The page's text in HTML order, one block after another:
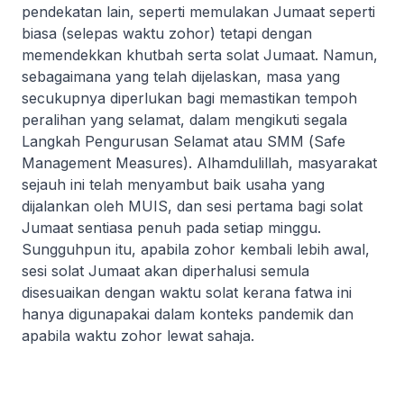
pendekatan lain, seperti memulakan Jumaat seperti
biasa (selepas waktu zohor) tetapi dengan
memendekkan khutbah serta solat Jumaat. Namun,
sebagaimana yang telah dijelaskan, masa yang
secukupnya diperlukan bagi memastikan tempoh
peralihan yang selamat, dalam mengikuti segala
Langkah Pengurusan Selamat atau SMM (Safe
Management Measures). Alhamdulillah, masyarakat
sejauh ini telah menyambut baik usaha yang
dijalankan oleh MUIS, dan sesi pertama bagi solat
Jumaat sentiasa penuh pada setiap minggu.
Sungguhpun itu, apabila zohor kembali lebih awal,
sesi solat Jumaat akan diperhalusi semula
disesuaikan dengan waktu solat kerana fatwa ini
hanya digunapakai dalam konteks pandemik dan
apabila waktu zohor lewat sahaja.